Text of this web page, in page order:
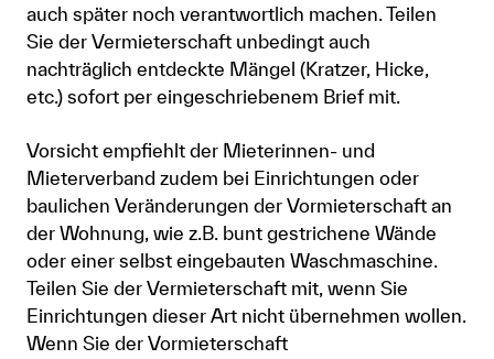
auch später noch verantwortlich machen. Teilen
Sie der Vermieterschaft unbedingt auch
nachträglich entdeckte Mängel (Kratzer, Hicke,
etc.) sofort per eingeschriebenem Brief mit.
Vorsicht empfiehlt der Mieterinnen- und
Mieterverband zudem bei Einrichtungen oder
baulichen Veränderungen der Vormieterschaft an
der Wohnung, wie z.B. bunt gestrichene Wände
oder einer selbst eingebauten Waschmaschine.
Teilen Sie der Vermieterschaft mit, wenn Sie
Einrichtungen dieser Art nicht übernehmen wollen.
Wenn Sie der Vormieterschaft